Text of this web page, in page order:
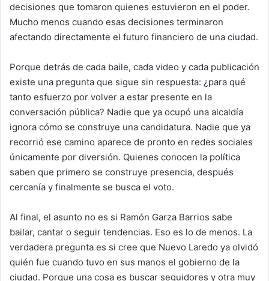
decisiones que tomaron quienes estuvieron en el poder.
Mucho menos cuando esas decisiones terminaron
afectando directamente el futuro financiero de una ciudad.
Porque detrás de cada baile, cada video y cada publicación
existe una pregunta que sigue sin respuesta: ¿para qué
tanto esfuerzo por volver a estar presente en la
conversación pública? Nadie que ya ocupó una alcaldía
ignora cómo se construye una candidatura. Nadie que ya
recorrió ese camino aparece de pronto en redes sociales
únicamente por diversión. Quienes conocen la política
saben que primero se construye presencia, después
cercanía y finalmente se busca el voto.
Al final, el asunto no es si Ramón Garza Barrios sabe
bailar, cantar o seguir tendencias. Eso es lo de menos. La
verdadera pregunta es si cree que Nuevo Laredo ya olvidó
quién fue cuando tuvo en sus manos el gobierno de la
ciudad. Porque una cosa es buscar seguidores y otra muy